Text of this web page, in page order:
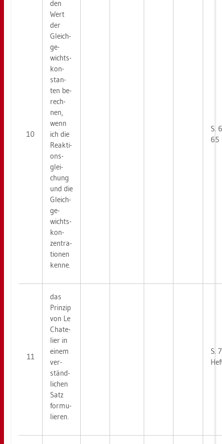
10
den
Wert
der
Gleich­
ge­
wichts­
kon­
stan­
ten be­
rech­
nen,
wenn
ich die
Re­ak­ti­
ons­
glei­
chung
und die
Gleich­
ge­
wichts­
kon­
zen­tra­
tio­nen
kenne.
S.
65
11
das
Prin­zip
von Le
Chate­
lier in
einem
ver­
ständ­
li­chen
Satz
for­mu­
lie­ren.
S.